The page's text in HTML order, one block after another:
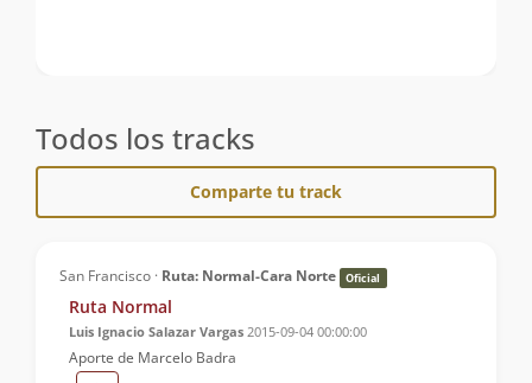
Todos los tracks
Comparte tu track
San Francisco · Ruta: Normal-Cara Norte Oficial
Ruta Normal
Luis Ignacio Salazar Vargas 2015-09-04 00:00:00
Aporte de Marcelo Badra